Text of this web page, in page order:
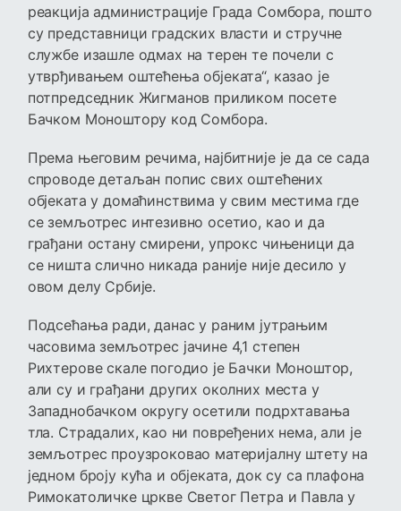
реакција администрације Града Сомбора, пошто
су представници градских власти и стручне
службе изашле одмах на терен те почели с
утврђивањем оштећења објеката“, казао је
потпредседник Жигманов приликом посете
Бачком Моноштору код Сомбора.
Према његовим речима, најбитније је да се сада
спроводе детаљан попис свих оштећених
објеката у домаћинствима у свим местима где
се земљотрес интезивно осетио, као и да
грађани остану смирени, упрокс чињеници да
се ништа слично никада раније није десило у
овом делу Србије.
Подсећања ради, данас у раним јутрањим
часовима земљотрес јачине 4,1 степен
Рихтерове скале погодио је Бачки Моноштор,
али су и грађани других околних места у
Западнобачком округу осетили подрхтавања
тла. Страдалих, као ни повређених нема, али је
земљотрес проузроковао материјалну штету на
једном броју кућа и објеката, док су са плафона
Римокатоличке цркве Светог Петра и Павла у